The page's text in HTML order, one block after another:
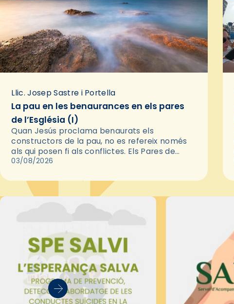
Llic. Josep Sastre i Portella
La pau en les benaurances en els pares
de l’Església (I)
Quan Jesús proclama benaurats els
constructors de la pau, no es refereix només
als qui posen fi als conflictes. Els Pares de
l'Església ens recorden que la pau autèntica
03/08/2026